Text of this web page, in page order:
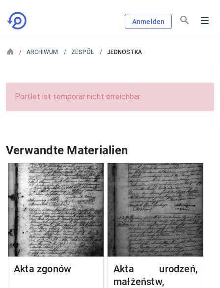
Anmelden
ARCHIWUM ZESPÓŁ JEDNOSTKA
Portlet ist temporär nicht erreichbar.
Verwandte Materialien
Akta zgonów
Akta urodzeń,
małżeństw,